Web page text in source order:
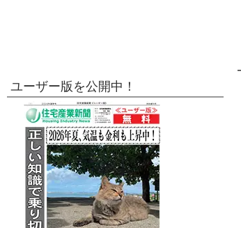
ユーザー版を公開中！